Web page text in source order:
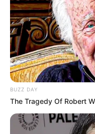
Anak:Shaloom Rezade
Jeremiah Alric Dimitri
Suami & Pacar
Attila Arius Syach
Ia dan Attila Arius Syach,
Syach menikah pada
sejak usia 13 tahun dan
Pada 24 Juni 1998,
BUZZ DAY
The Tragedy Of Robert